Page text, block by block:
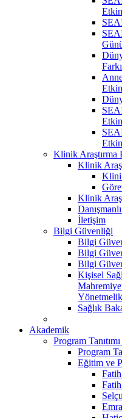
Klinik Araştırma
Klinik
Klinik
İletişim
Bilgi Güvenliği
Bilgi
Bilgi
Bilgi
Kişisel
Yönetmelik
Sağlık
Akademik
Program
Program
Eğitim ve